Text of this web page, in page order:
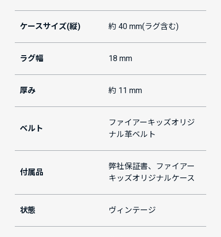
ケースサイズ(縦) 約 40 mm(ラグ含む)
ラグ幅 18 mm
厚み 約 11 mm
ベルト
ファイアーキッズオリジ
ナル革ベルト
付属品
弊社保証書、ファイアー
キッズオリジナルケース
状態 ヴィンテージ